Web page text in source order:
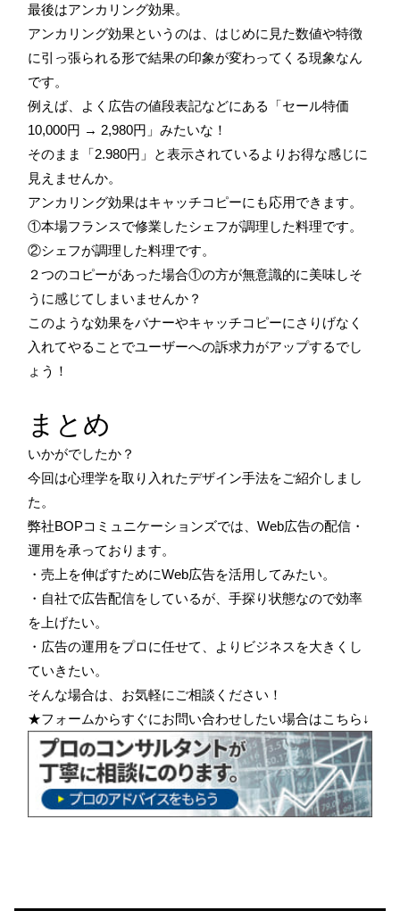
最後はアンカリング効果。
アンカリング効果というのは、はじめに見た数値や特徴
に引っ張られる形で結果の印象が変わってくる現象なん
です。
例えば、よく広告の値段表記などにある「セール特価
10,000円 → 2,980円」みたいな！
そのまま「2.980円」と表示されているよりお得な感じに
見えませんか。
アンカリング効果はキャッチコピーにも応用できます。
①本場フランスで修業したシェフが調理した料理です。
②シェフが調理した料理です。
２つのコピーがあった場合①の方が無意識的に美味しそ
うに感じてしまいませんか？
このような効果をバナーやキャッチコピーにさりげなく
入れてやることでユーザーへの訴求力がアップするでし
ょう！
まとめ
いかがでしたか？
今回は心理学を取り入れたデザイン手法をご紹介しまし
た。
弊社BOPコミュニケーションズでは、Web広告の配信・
運用を承っております。
・売上を伸ばすためにWeb広告を活用してみたい。
・自社で広告配信をしているが、手探り状態なので効率
を上げたい。
・広告の運用をプロに任せて、よりビジネスを大きくし
ていきたい。
そんな場合は、お気軽にご相談ください！
★フォームからすぐにお問い合わせしたい場合はこちら↓